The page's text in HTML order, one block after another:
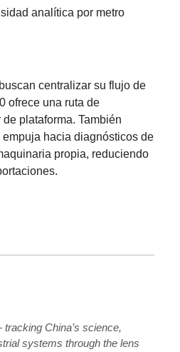
analítica por metro
centralizar su flujo de
ofrece una ruta de
plataforma. También
hacia diagnósticos de
propia, reduciendo
China’s science,
systems through the lens